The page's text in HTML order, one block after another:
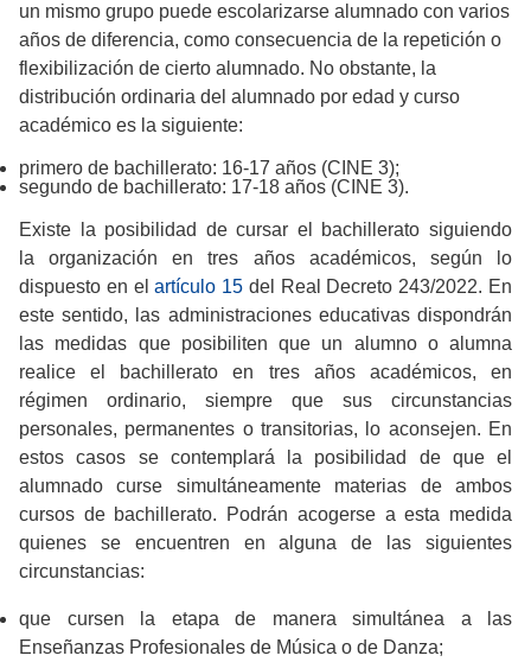
un mismo grupo puede escolarizarse alumnado con varios
años de diferencia, como consecuencia de la repetición o
flexibilización de cierto alumnado. No obstante, la
distribución ordinaria del alumnado por edad y curso
académico es la siguiente:
primero de bachillerato: 16-17 años (CINE 3);
segundo de bachillerato: 17-18 años (CINE 3).
Existe la posibilidad de cursar el bachillerato siguiendo
la organización en tres años académicos, según lo
dispuesto en elartículo 15 del Real Decreto 243/2022. En
este sentido, las administraciones educativas dispondrán
las medidas que posibiliten que un alumno o alumna
realice el bachillerato en tres años académicos, en
régimen ordinario, siempre que sus circunstancias
personales, permanentes o transitorias, lo aconsejen. En
estos casos se contemplará la posibilidad de que el
alumnado curse simultáneamente materias de ambos
cursos de bachillerato. Podrán acogerse a esta medida
quienes se encuentren en alguna de las siguientes
circunstancias:
que cursen la etapa de manera simultánea a las
Enseñanzas Profesionales de Música o de Danza;